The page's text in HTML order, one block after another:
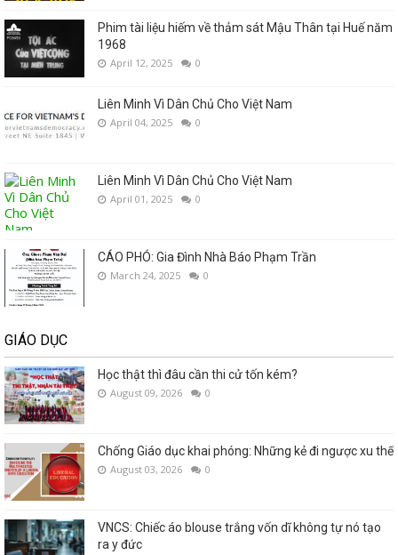
Phim tài liệu hiếm về thảm sát Mậu Thân tại Huế năm
1968
April 12, 2025 0
Liên Minh Vì Dân Chủ Cho Việt Nam
April 04, 2025 0
Liên Minh Vì Dân Chủ Cho Việt Nam
April 01, 2025 0
CÁO PHÓ: Gia Đình Nhà Báo Phạm Trần
March 24, 2025 0
GIÁO DỤC
Học thật thì đâu cần thi cử tốn kém?
August 09, 2026 0
Chống Giáo dục khai phóng: Những kẻ đi ngược xu thế
August 03, 2026 0
VNCS: Chiếc áo blouse trắng vốn dĩ không tự nó tạo
ra y đức